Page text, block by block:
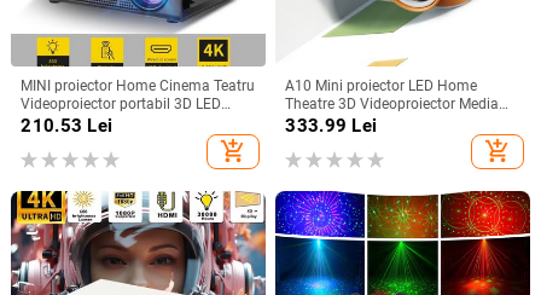
MINI proiector Home Cinema Teatru
Videoproiector portabil 3D LED
Videoproiector pentru jocuri Laser
Beamer 4K 1080P Via HD Port
Smart TV BOX
210.53 Lei
add_shopping_cart
A10 Mini proiector LED Home
Theatre 3D Videoproiector Media
Player Copii Cinema Cadou
Compatibil USB Smart TV BOX
1080P Film HD
333.99 Lei
add_shopping_cart